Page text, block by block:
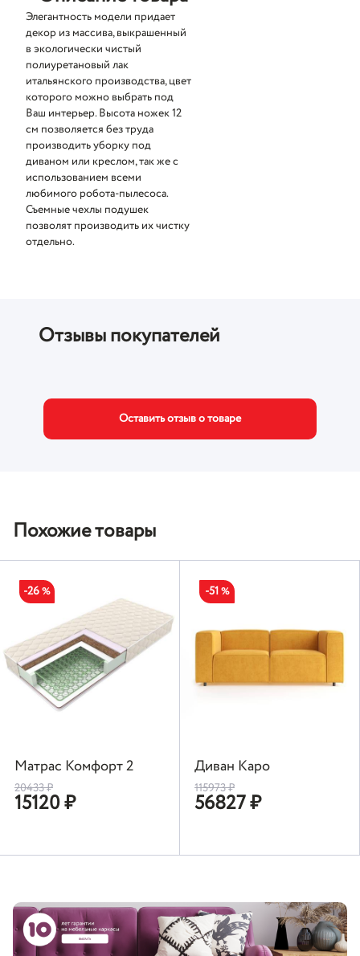
Элегантность модели придает
декор из массива, выкрашенный
в экологически чистый
полиуретановый лак
итальянского производства, цвет
которого можно выбрать под
Ваш интерьер. Высота ножек 12
см позволяется без труда
производить уборку под
диваном или креслом, так же с
использованием всеми
любимого робота-пылесоса.
Съемные чехлы подушек
позволят производить их чистку
отдельно.
Отзывы покупателей
Оставить отзыв о товаре
Похожие товары
-26%
Матрас Комфорт 2
20433₽
15120₽
-51 %
Диван Каро
115973₽
56827₽